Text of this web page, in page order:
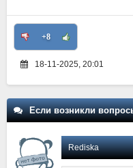
+8
18-11-2025, 20:01
Если возникли
Rediska